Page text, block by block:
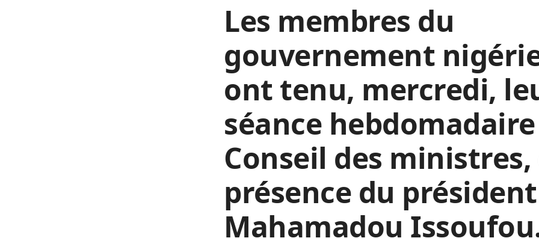
Les membres du
gouvernement
ont tenu, mercredi,
séance
Conseil des ministres,
présence du président
Mahamadou